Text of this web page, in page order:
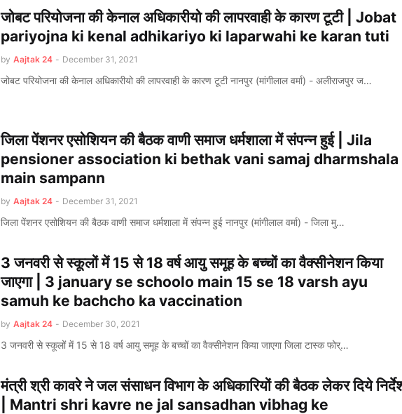
जोबट परियोजना की केनाल अधिकारीयो की लापरवाही के कारण टूटी | Jobat
pariyojna ki kenal adhikariyo ki laparwahi ke karan tuti
by Aajtak 24 - December 31, 2021
जोबट परियोजना की केनाल अधिकारीयो की लापरवाही के कारण टूटी नानपुर (मांगीलाल वर्मा) - अलीराजपुर ज…
जिला पेंशनर एसोशियन की बैठक वाणी समाज धर्मशाला में संपन्न हुई | Jila
pensioner association ki bethak vani samaj dharmshala
main sampann
by Aajtak 24 - December 31, 2021
जिला पेंशनर एसोशियन की बैठक वाणी समाज धर्मशाला में संपन्न हुई नानपुर (मांगीलाल वर्मा) - जिला मु…
3 जनवरी से स्कूलों में 15 से 18 वर्ष आयु समूह के बच्चों का वैक्सीनेशन किया
जाएगा | 3 january se schoolo main 15 se 18 varsh ayu
samuh ke bachcho ka vaccination
by Aajtak 24 - December 30, 2021
3 जनवरी से स्कूलों में 15 से 18 वर्ष आयु समूह के बच्चों का वैक्सीनेशन किया जाएगा जिला टास्क फोर्…
मंत्री श्री कावरे ने जल संसाधन विभाग के अधिकारियों की बैठक लेकर दिये
| Mantri shri kavre ne jal sansadhan vibhag ke